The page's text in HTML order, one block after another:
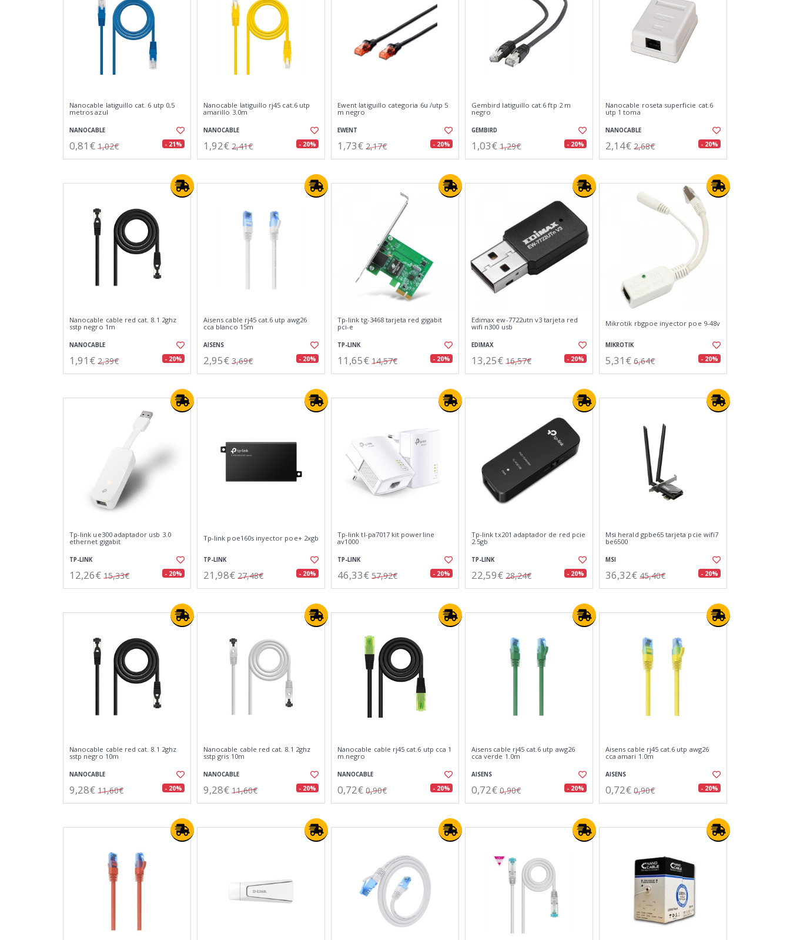
Nanocable latiguillo cat. 6 utp 0,5
metros azul
NANOCABLE
0,81€ 1,02€ - 21%
Nanocable latiguillo rj45 cat.6 utp
amarillo 3.0m
NANOCABLE
1,92€ 2,41€ - 20%
Ewent latiguillo categoria 6u /utp 5
m negro
EWENT
1,73€ 2,17€ - 20%
Gembird latiguillo cat.6 ftp 2 m
negro
GEMBIRD
1,03€ 1,29€ - 20%
Nanocable roseta superficie cat.6
utp 1 toma
NANOCABLE
2,14€ 2,68€ - 20%
Nanocable cable red cat. 8.1 2ghz
sstp negro 1m
NANOCABLE
1,91€ 2,39€ - 20%
Aisens cable rj45 cat.6 utp awg26
cca blanco 15m
AISENS
2,95€ 3,69€ - 20%
Tp-link tg-3468 tarjeta red gigabit
pci-e
TP-LINK
11,65€ 14,57€ - 20%
Edimax ew-7722utn v3 tarjeta red
wifi n300 usb
EDIMAX
13,25€ 16,57€ - 20%
Mikrotik rbgpoe inyector poe 9-48v
MIKROTIK
5,31€ 6,64€ - 20%
Tp-link ue300 adaptador usb 3.0
ethernet gigabit
TP-LINK
12,26€ 15,33€ - 20%
Tp-link poe160s inyector poe+ 2xgb
TP-LINK
21,98€ 27,48€ - 20%
Tp-link tl-pa7017 kit powerline
av1000
TP-LINK
46,33€ 57,92€ - 20%
Tp-link tx201 adaptador de red pcie
2.5gb
TP-LINK
22,59€ 28,24€ - 20%
Msi herald gpbe65 tarjeta pcie wifi7
be6500
MSI
36,32€ 45,40€ - 20%
Nanocable cable red cat. 8.1 2ghz
sstp negro 10m
NANOCABLE
9,28€ 11,60€ - 20%
Nanocable cable red cat. 8.1 2ghz
sstp gris 10m
NANOCABLE
9,28€ 11,60€ - 20%
Nanocable cable rj45 cat.6 utp cca 1
m.negro
NANOCABLE
0,72€ 0,90€ - 20%
Aisens cable rj45 cat.6 utp awg26
cca verde 1.0m
AISENS
0,72€ 0,90€ - 20%
Aisens cable rj45 cat.6 utp awg26
cca amari 1.0m
AISENS
0,72€ 0,90€ - 20%